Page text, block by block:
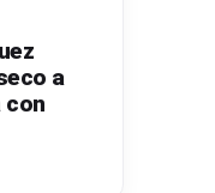
a
con